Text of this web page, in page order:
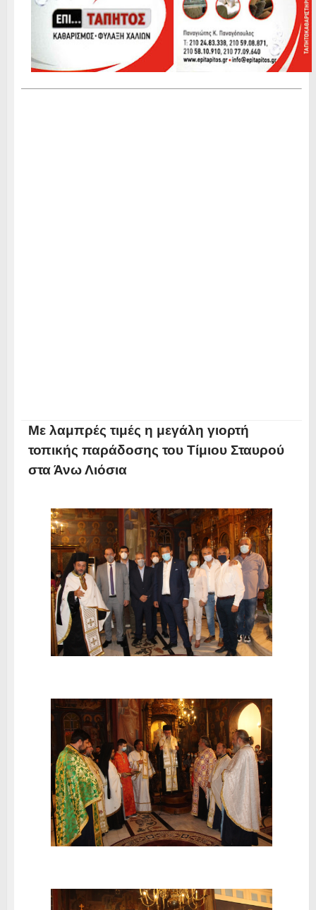
Με λαμπρές τιμές η μεγάλη γιορτή
τοπικής παράδοσης του Τίμιου Σταυρού
στα Άνω Λιόσια